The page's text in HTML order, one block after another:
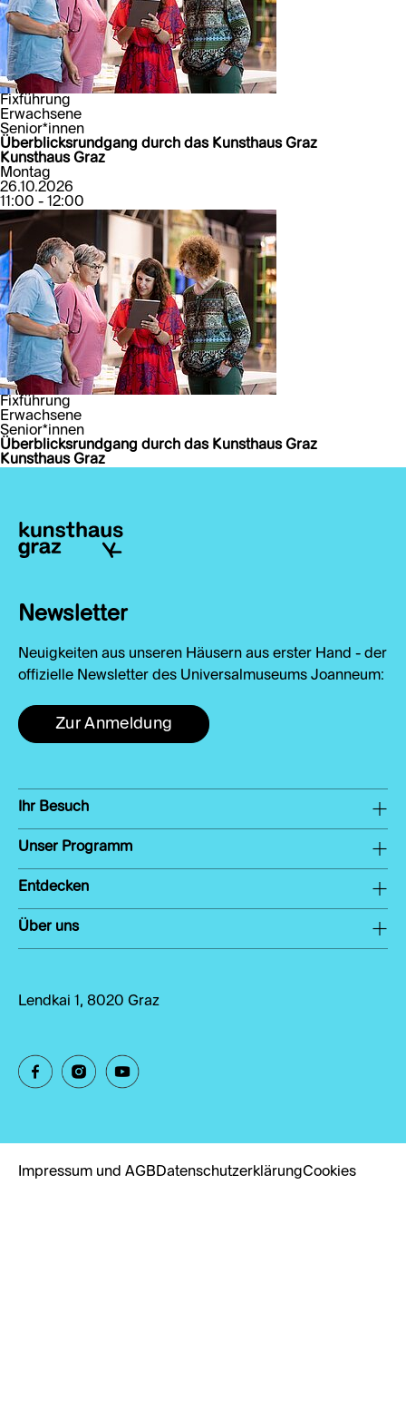
Fixführung
Erwachsene
Senior*innen
Überblicksrundgang durch das Kunsthaus Graz
Kunsthaus Graz
Montag
26.10.2026
11:00 - 12:00
Fixführung
Erwachsene
Senior*innen
Überblicksrundgang durch das Kunsthaus Graz
Kunsthaus Graz
Newsletter
Neuigkeiten aus unseren Häusern aus erster Hand - der
offizielle Newsletter des Universalmuseums Joanneum:
Zur Anmeldung
Ihr Besuch
Unser Programm
Entdecken
Über uns
Lendkai 1, 8020 Graz
Impressum und AGBDatenschutzerklärungCookies